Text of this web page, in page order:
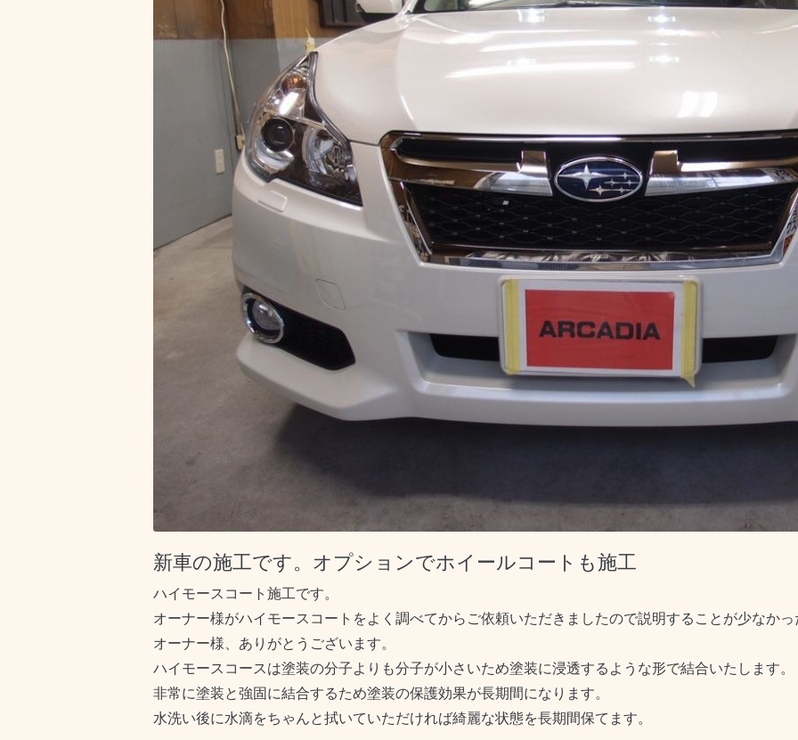
新車の施工です。オプションでホイールコートも施工
ハイモースコート施工です。
オーナー様がハイモースコートをよく調べてからご依頼いただきましたので説明することが少なか
オーナー様、ありがとうございます。
ハイモースコースは塗装の分子よりも分子が小さいため塗装に浸透するような形で結合いたします。
非常に塗装と強固に結合するため塗装の保護効果が長期間になります。
水洗い後に水滴をちゃんと拭いていただければ綺麗な状態を長期間保てます。